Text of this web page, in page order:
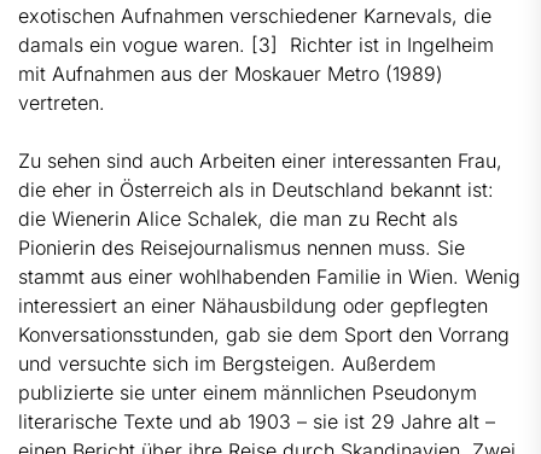
exotischen Aufnahmen verschiedener Karnevals, die
damals ein vogue waren. [3] Richter ist in Ingelheim
mit Aufnahmen aus der Moskauer Metro (1989)
vertreten.
Zu sehen sind auch Arbeiten einer interessanten Frau,
die eher in Österreich als in Deutschland bekannt ist:
die Wienerin Alice Schalek, die man zu Recht als
Pionierin des Reisejournalismus nennen muss. Sie
stammt aus einer wohlhabenden Familie in Wien. Wenig
interessiert an einer Nähausbildung oder gepflegten
Konversationsstunden, gab sie dem Sport den Vorrang
und versuchte sich im Bergsteigen. Außerdem
publizierte sie unter einem männlichen Pseudonym
literarische Texte und ab 1903 – sie ist 29 Jahre alt –